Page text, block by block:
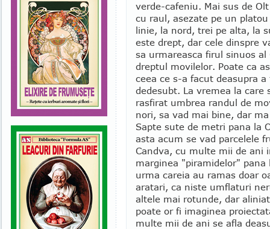
verde-cafeniu. Mai sus de
cu raul, asezate pe un
linie, la nord, trei pe alta, la
este drept, dar cele dinspre
sa urmareasca firul sinuos
dreptul movilelor. Poate ca
ceea ce s-a facut deasupra
dedesubt. La vremea la
rasfirat umbrea randul de
nori, sa vad mai bine, dar
Sapte sute de metri pana la
asta acum se vad parcelele
Candva, cu multe mii de ani
marginea "piramidelor"
urma careia au ramas doar
aratari, ca niste umflaturi
altele mai rotunde, dar
poate or fi imaginea
multe mii de ani se afla